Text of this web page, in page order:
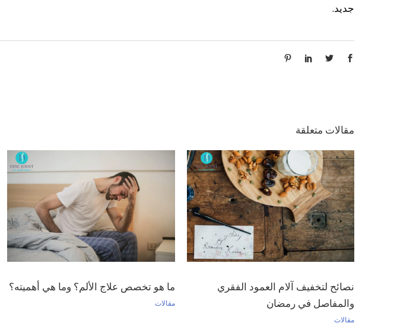
جديد.
مقالات متعلقة
نصائح لتخفيف آلام العمود الفقري
والمفاصل في رمضان
مقالات
ما هو تخصص علاج الألم؟ وما هي أهميته؟
مقالات